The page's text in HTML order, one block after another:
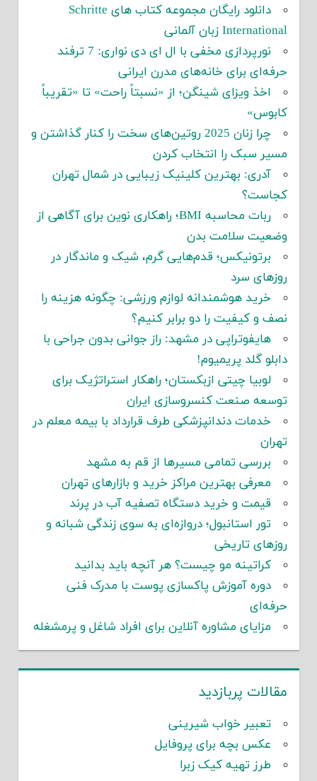
دانلود رایگان مجموعه کتاب های Schritte
International زبان آلمانی
نورپردازی مخفی با ال ای دی نواری: 7 ترفند
حرفه‌ای برای خانه‌های مدرن ایرانی
اخذ ویزای شینگن؛ از «نسبتاً راحت» تا «تقریباً
کابوس»
چرا زنان 2025 روتین‌های سخت را کنار گذاشتن و
مسیر سبک را انتخاب کردن
آدری: بهترین کلینیک زیبایی در شمال تهران
کجاست؟
ربات محاسبه BMI؛ راهکاری نوین برای آگاهی از
وضعیت سلامت بدن
برتونیکس؛ قدم‌هایی گرم، شیک و ماندگار در
روزهای سرد
خرید هوشمندانه لوازم ورزشی: چگونه هزینه را
نصف و کیفیت را دو برابر کنیم؟
هایفوتراپی در مشهد: راز جوانی بدون جراحی با
دابلو گلد پریمیوم!
لوبیا چیتی ازبکستان؛ راهکار استراتژیک برای
توسعه صنعت کنسروسازی ایران
خدمات دندانپزشکی طرف قرارداد با بیمه معلم در
تهران
بررسی تمامی مسیرها از قم به مشهد
معرفی بهترین مراکز خرید و بازارهای تهران
قیمت و خرید دستگاه تصفیه آب در پرند
تور استانبول؛ دروازه‌ای به سوی زندگی شبانه و
روزهای تاریخی
کراتینه مو چیست؟ هر آنچه باید بدانید
دوره آموزش پاکسازی پوست با مدرک فنی
حرفه‌ای
مزایای مشاوره آنلاین برای افراد شاغل و پرمشغله
مقالات پربازدید
تعبیر خواب شیرینی
عکس بچه برای پروفایل
طرز تهیه کیک زبرا